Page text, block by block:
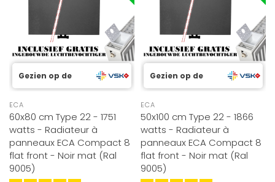
Gezien op de
ECA
60x80 cm Type 22 - 1751
watts - Radiateur à
panneaux ECA Compact 8
flat front - Noir mat (Ral
9005)
Gezien op de
ECA
50x100 cm Type 22 - 1866
watts - Radiateur à
panneaux ECA Compact 8
flat front - Noir mat (Ral
9005)